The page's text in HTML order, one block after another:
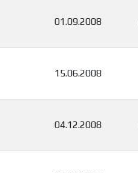
01.09.2008
15.06.2008
04.12.2008